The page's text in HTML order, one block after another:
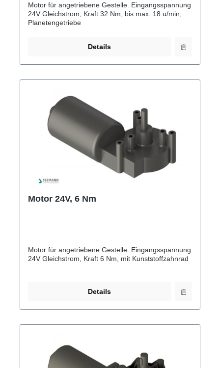
Motor für angetriebene Gestelle. Eingangsspannung
24V Gleichstrom, Kraft 32 Nm, bis max. 18 u/min,
Planetengetriebe
Details
Motor 24V, 6 Nm
Motor für angetriebene Gestelle. Eingangsspannung
24V Gleichstrom, Kraft 6 Nm, mit Kunststoffzahnrad
Details